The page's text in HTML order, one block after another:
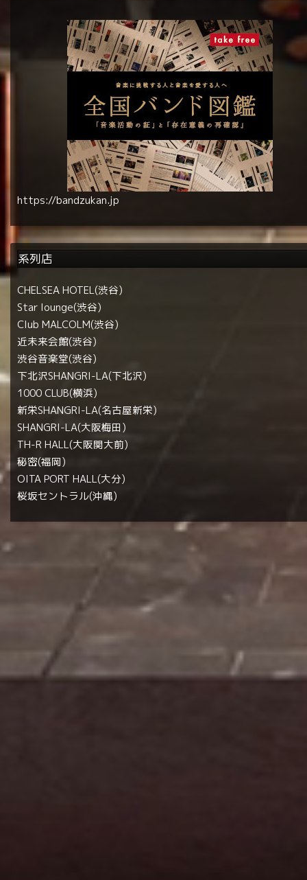
https://bandzukan.jp
系列店
CHELSEA HOTEL(渋谷)
Star lounge(渋谷)
Club MALCOLM(渋谷)
近未来会館(渋谷)
渋谷音楽堂(渋谷)
下北沢SHANGRI-LA(下北沢)
1000 CLUB(横浜)
新栄SHANGRI-LA(名古屋新栄)
SHANGRI-LA(大阪梅田)
TH-R HALL(大阪関大前)
秘密(福岡)
OITA PORT HALL(大分)
桜坂セントラル(沖縄)